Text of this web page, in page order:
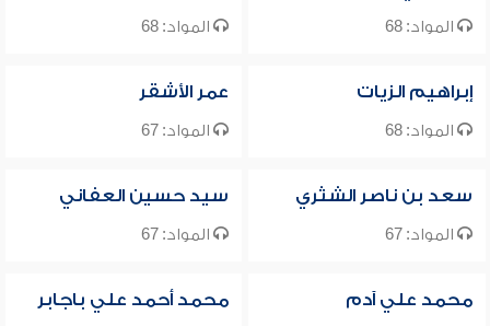
المواد: 68 المواد: 68
إبراهيم الزيات
المواد: 68
عمر الأشقر
المواد: 67
سعد بن ناصر الشثري
المواد: 67
سيد حسين العفاني
المواد: 67
محمد علي آدم محمد أحمد علي باجابر